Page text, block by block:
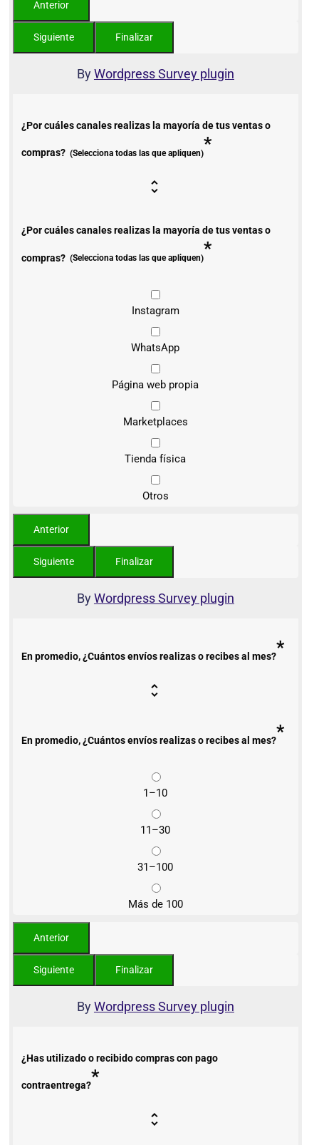
ByWordpress Survey plugin
¿Por cuáles canales realizas la mayoría de tus ventas o
compras? (Selecciona todas las que apliquen)*
¿Por cuáles canales realizas la mayoría de tus ventas o
compras? (Selecciona todas las que apliquen)*
Instagram
WhatsApp
Página web propia
Marketplaces
Tienda física
Otros
ByWordpress Survey plugin
En promedio, ¿Cuántos envíos realizas o recibes al mes?*
En promedio, ¿Cuántos envíos realizas o recibes al mes?*
1–10
11–30
31–100
Más de 100
ByWordpress Survey plugin
¿Has utilizado o recibido compras con pago
contraentrega?*